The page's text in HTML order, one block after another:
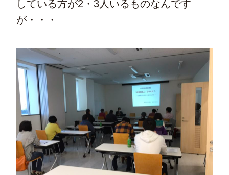
している方が2・3人いるものなんです
が・・・